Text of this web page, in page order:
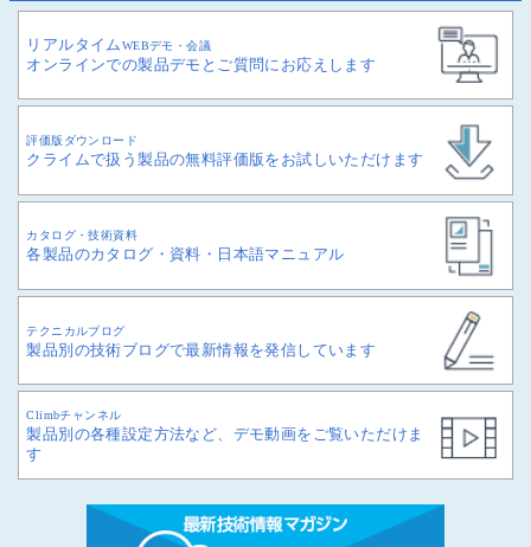
リアルタイムWEBデモ・会議
オンラインでの製品デモとご質問にお応えします
評価版ダウンロード
クライムで扱う製品の無料評価版をお試しいただけます
カタログ・技術資料
各製品のカタログ・資料・日本語マニュアル
テクニカルブログ
製品別の技術ブログで最新情報を発信しています
Climbチャンネル
製品別の各種設定方法など、デモ動画をご覧いただけま
す